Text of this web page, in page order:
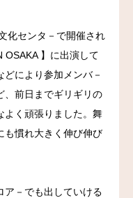
化センタ－で開催され
】に出演して
により参加メンバ－
、前日までギリギリの
よく頑張りました。舞
も慣れ大きく伸び伸び
ア－でも出していける